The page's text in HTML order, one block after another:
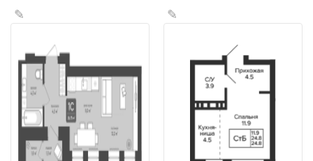
✎ ✎